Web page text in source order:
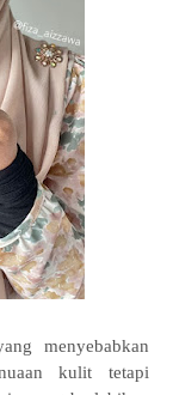
menyebabkan
kulit tetapi